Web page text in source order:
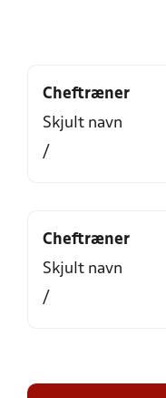
Cheftræner
Skjult navn
/
Cheftræner
Skjult navn
/